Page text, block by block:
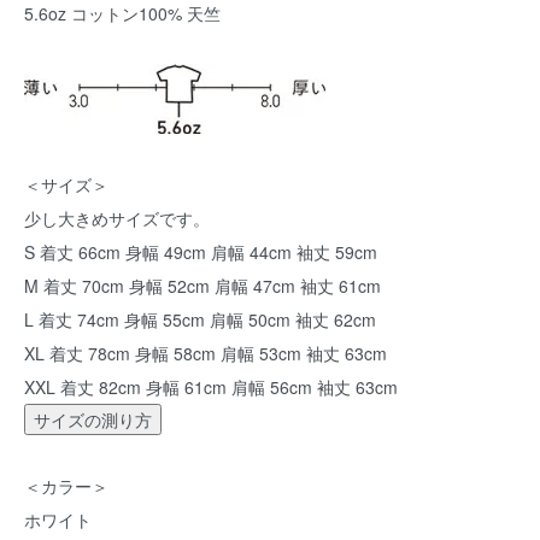
5.6oz コットン100% 天竺
＜サイズ＞
少し大きめサイズです。
S 着丈 66cm 身幅 49cm 肩幅 44cm 袖丈 59cm
M 着丈 70cm 身幅 52cm 肩幅 47cm 袖丈 61cm
L 着丈 74cm 身幅 55cm 肩幅 50cm 袖丈 62cm
XL 着丈 78cm 身幅 58cm 肩幅 53cm 袖丈 63cm
XXL 着丈 82cm 身幅 61cm 肩幅 56cm 袖丈 63cm
サイズの測り方
＜カラー＞
ホワイト